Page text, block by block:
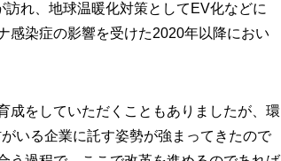
れ、地球温暖化対策としてEV化などに
感染症の影響を受けた2020年以降におい
成をしていただくこともありましたが、環
いる企業に託す姿勢が強まってきたので